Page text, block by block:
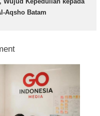
Aqsho Batam